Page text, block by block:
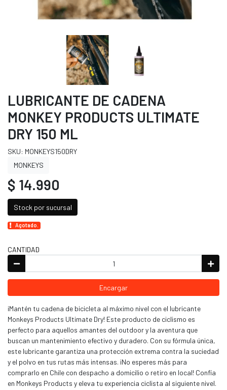
LUBRICANTE DE CADENA
MONKEY PRODUCTS ULTIMATE
DRY 150 ML
SKU: MONKEYS150DRY
MONKEYS
$ 14.990
Stock por sucursal
Agotado.
CANTIDAD
Encargar
¡Mantén tu cadena de bicicleta al máximo nivel con el lubricante
Monkeys Products Ultimate Dry! Este producto de ciclismo es
perfecto para aquellos amantes del outdoor y la aventura que
buscan un mantenimiento efectivo y duradero. Con su fórmula única,
este lubricante garantiza una protección extrema contra la suciedad
y el polvo en tus rutas más intensas. ¡No esperes más para
comprarlo en Chile con despacho a domicilio o retiro en local! Confía
en Monkeys Products y eleva tu experiencia ciclista al siguiente nivel.